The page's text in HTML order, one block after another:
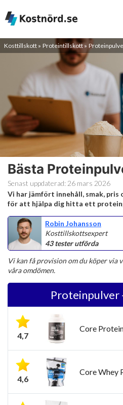
Kosttillskott Proteintillskott
Bästa
Senast uppdaterad: 26 mars 2026
Vi har jämfört innehåll, smak, pris
för att hjälpa dig hitta ett
Robin Johansson
Kosttillskottsexpert
43 tester utförda
Vi kan få provision om du köper via
våra omdömen.
Proteinpulver
4,7
Core
4,6
Core Whey